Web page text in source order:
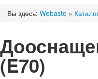
Вы здесь: Webasto »
(E70)